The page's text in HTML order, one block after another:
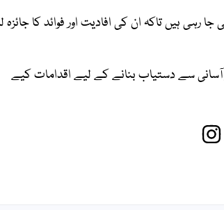
رہی ہیں تاکہ ان کی افادیت اور فوائد کا جائزہ
آسانی سے دستیاب بنانے کے لیے اقدامات کیے